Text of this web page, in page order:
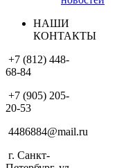
НАШИ
КОНТАКТЫ
+7 (812) 448-
68-84
+7 (905) 205-
20-53
4486884@mail.ru
г. Санкт-